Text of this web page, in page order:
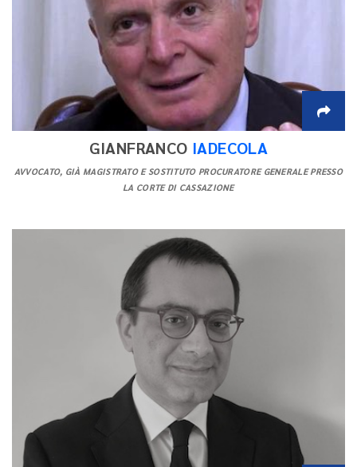
GIANFRANCO IADECOLA
AVVOCATO, GIÀ MAGISTRATO E SOSTITUTO PROCURATORE GENERALE PRESSO
LA CORTE DI CASSAZIONE